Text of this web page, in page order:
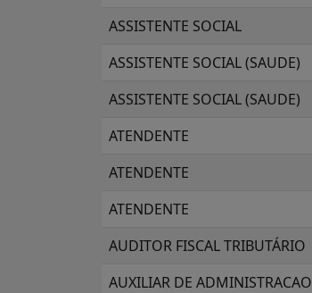
ASSISTENTE SOCIAL
ASSISTENTE SOCIAL (SAUDE)
ASSISTENTE SOCIAL (SAUDE)
ATENDENTE
ATENDENTE
ATENDENTE
AUDITOR FISCAL TRIBUTÁRIO
AUXILIAR DE ADMINISTRACAO